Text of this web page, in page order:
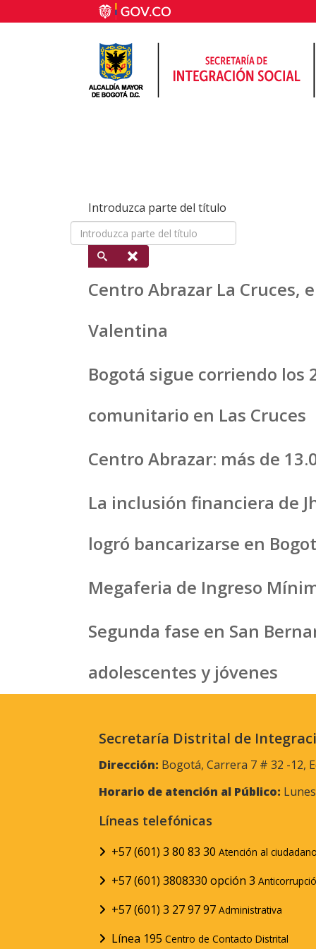
Introduzca parte del título
Centro Abrazar La
Valentina
Bogotá sigue corriendo los
comunitario en Las Cruces
Centro Abrazar: más de
La inclusión financiera de
logró bancarizarse en
Megaferia de Ingreso
Segunda fase en San
adolescentes y jóvenes
Secretaría Distrital de
Dirección: Bogotá, Carrera 7 # 32 -12,
Horario de atención al Público:
Líneas telefónicas
+57 (601) 3 80 83 30 Atención al
+57 (601) 3808330 opción 3
+57 (601) 3 27 97 97 Administrativa
Línea 195 Centro de Contacto Distrital